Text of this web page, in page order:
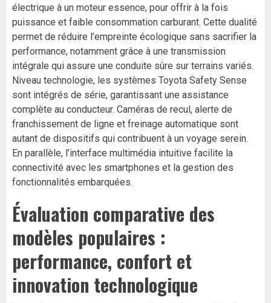
électrique à un moteur essence, pour offrir à la fois
puissance et faible consommation carburant. Cette dualité
permet de réduire l’empreinte écologique sans sacrifier la
performance, notamment grâce à une transmission
intégrale qui assure une conduite sûre sur terrains variés.
Niveau technologie, les systèmes Toyota Safety Sense
sont intégrés de série, garantissant une assistance
complète au conducteur. Caméras de recul, alerte de
franchissement de ligne et freinage automatique sont
autant de dispositifs qui contribuent à un voyage serein.
En parallèle, l’interface multimédia intuitive facilite la
connectivité avec les smartphones et la gestion des
fonctionnalités embarquées.
Évaluation comparative des
modèles populaires :
performance, confort et
innovation technologique